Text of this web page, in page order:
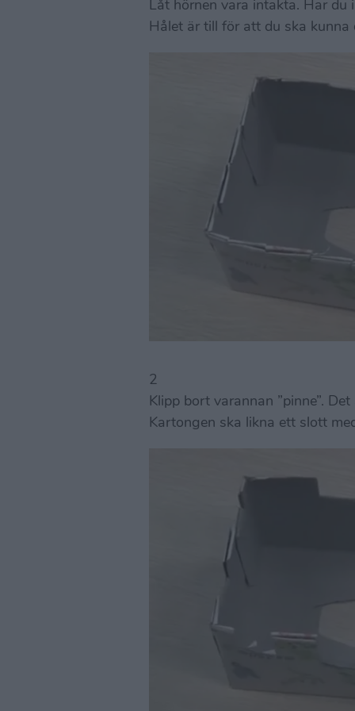
Låt hörnen vara intakta. Har
Hålet är till för att du ska
2
Klipp bort varannan ”pinne”.
Kartongen ska likna ett slott